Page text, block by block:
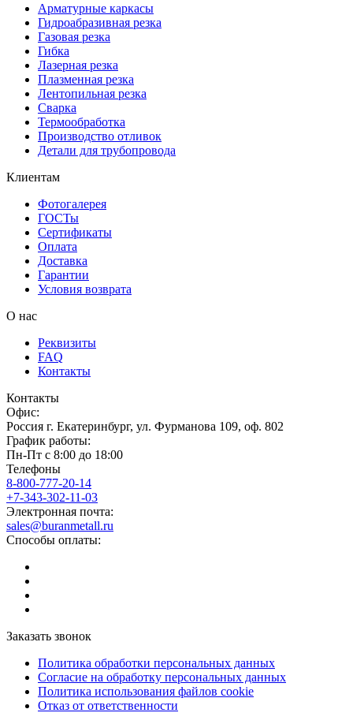
Арматурные каркасы
Гидроабразивная резка
Газовая резка
Гибка
Лазерная резка
Плазменная резка
Лентопильная резка
Сварка
Термообработка
Производство отливок
Детали для трубопровода
Клиентам
Фотогалерея
ГОСТы
Сертификаты
Оплата
Доставка
Гарантии
Условия возврата
О нас
Реквизиты
FAQ
Контакты
Контакты
Офис:
Россия г. Екатеринбург, ул. Фурманова 109, оф. 802
График работы:
Пн-Пт с 8:00 до 18:00
Телефоны
8-800-777-20-14
+7-343-302-11-03
Электронная почта:
sales@buranmetall.ru
Способы оплаты:
Заказать звонок
Политика обработки персональных данных
Согласие на обработку персональных данных
Политика использования файлов cookie
Отказ от ответственности